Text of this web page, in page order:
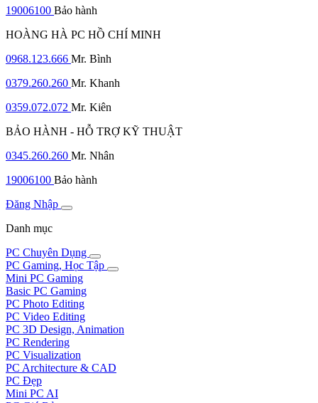
19006100 Bảo hành
HOÀNG HÀ PC HỒ CHÍ MINH
0968.123.666 Mr. Bình
0379.260.260 Mr. Khanh
0359.072.072 Mr. Kiên
BẢO HÀNH - HỖ TRỢ KỸ THUẬT
0345.260.260 Mr. Nhân
19006100 Bảo hành
Đăng Nhập
Danh mục
PC Chuyên Dụng
PC Gaming, Học Tập
Mini PC Gaming
Basic PC Gaming
PC Photo Editing
PC Video Editing
PC 3D Design, Animation
PC Rendering
PC Visualization
PC Architecture & CAD
PC Đẹp
Mini PC AI